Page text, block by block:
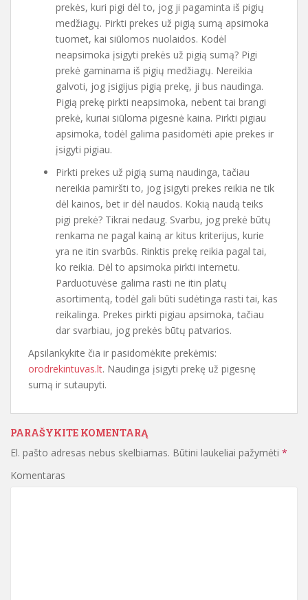
prekės, kuri pigi dėl to, jog ji pagaminta iš pigių
medžiagų. Pirkti prekes už pigią sumą apsimoka
tuomet, kai siūlomos nuolaidos. Kodėl
neapsimoka įsigyti prekės už pigią sumą? Pigi
prekė gaminama iš pigių medžiagų. Nereikia
galvoti, jog įsigijus pigią prekę, ji bus naudinga.
Pigią prekę pirkti neapsimoka, nebent tai brangi
prekė, kuriai siūloma pigesnė kaina. Pirkti pigiau
apsimoka, todėl galima pasidomėti apie prekes ir
įsigyti pigiau.
Pirkti prekes už pigią sumą naudinga, tačiau
nereikia pamiršti to, jog įsigyti prekes reikia ne tik
dėl kainos, bet ir dėl naudos. Kokią naudą teiks
pigi prekė? Tikrai nedaug. Svarbu, jog prekė būtų
renkama ne pagal kainą ar kitus kriterijus, kurie
yra ne itin svarbūs. Rinktis prekę reikia pagal tai,
ko reikia. Dėl to apsimoka pirkti internetu.
Parduotuvėse galima rasti ne itin platų
asortimentą, todėl gali būti sudėtinga rasti tai, kas
reikalinga. Prekes pirkti pigiau apsimoka, tačiau
dar svarbiau, jog prekės būtų patvarios.
Apsilankykite čia ir pasidomėkite prekėmis:
orodrekintuvas.lt. Naudinga įsigyti prekę už pigesnę
sumą ir sutaupyti.
PARAŠYKITE KOMENTARĄ
El. pašto adresas nebus skelbiamas. Būtini laukeliai pažymėti *
Komentaras